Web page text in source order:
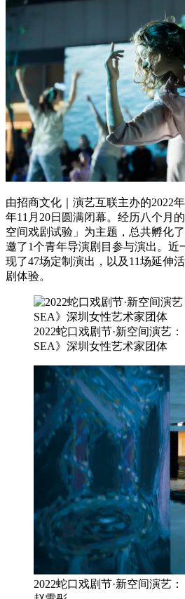
由招商文化｜演艺互联主办的2022
年11月20日圆满闭幕。经历八个月
空间戏剧试验」为主题，总共孵化
邀了1个青年导演剧目参与演出。近
现了47场定制演出，以及11场延伸
剧体验。
2022蛇口戏剧节·新空间演艺
SEA》深圳女性艺术家团体
2022蛇口戏剧节·新空间演艺